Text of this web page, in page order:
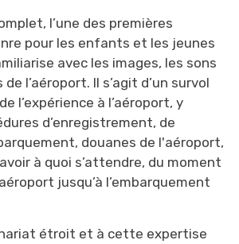
l’une des premières
pour les enfants et les jeunes
avec les images, les sons
l’aéroport. Il s’agit d’un survol
l’expérience à l’aéroport, y
d’enregistrement, de
t, douanes de l'aéroport,
à quoi s’attendre, du moment
jusqu’à l’embarquement
étroit et à cette expertise